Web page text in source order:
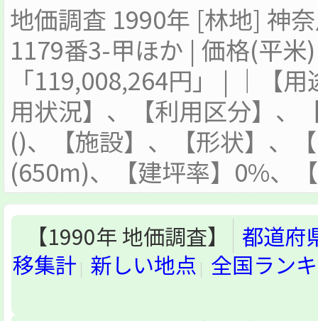
地価調査 1990年 [林地] 神
1179番3-甲ほか | 価格(平
「119,008,264円」 | ｜【
用状況】、【利用区分】、
()、【施設】、【形状】、
(650m)、【建坪率】0%、
【1990年 地価調査】
都道府
移集計 新しい地点 全国ラン